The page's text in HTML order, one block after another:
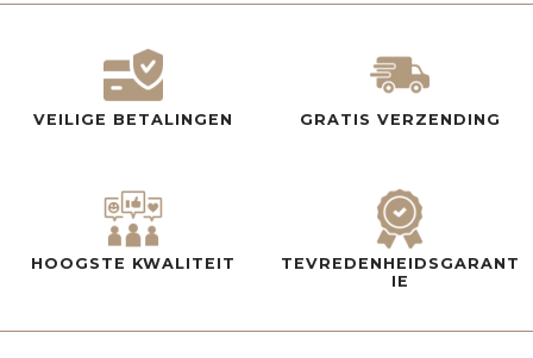
VEILIGE BETALINGEN GRATIS VERZENDING
HOOGSTE KWALITEIT
TEVREDENHEIDSGARANT
IE